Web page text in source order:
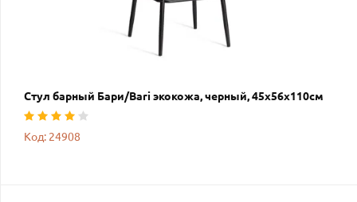
Стул барный Бари/Bari экокожа, черный, 45х56х110см
Код: 24908